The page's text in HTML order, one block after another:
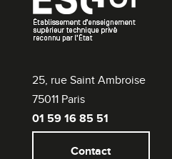
25, rue Saint Ambroise
75011 Paris
01 59 16 85 51
Contact